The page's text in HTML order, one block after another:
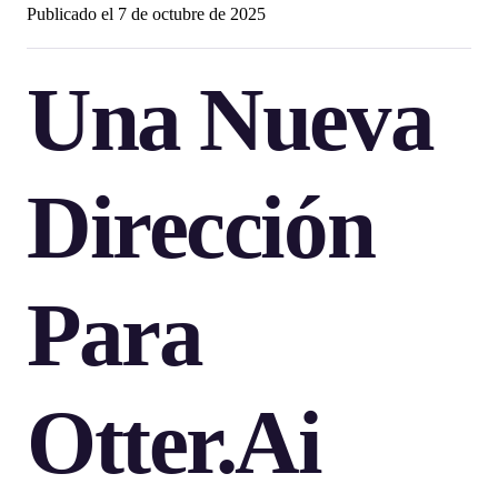
Publicado el 7 de octubre de 2025
Una Nueva
Dirección
Para
Otter.ai